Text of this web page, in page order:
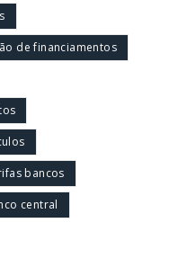
de financiamentos
bancos
central